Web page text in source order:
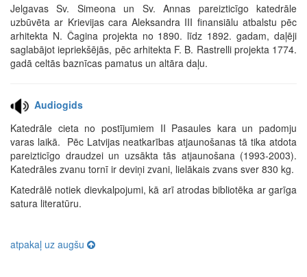
Jelgavas Sv. Simeona un Sv. Annas pareizticīgo katedrāle
uzbūvēta ar Krievijas cara Aleksandra III finansiālu atbalstu pēc
arhitekta N. Čagina projekta no 1890. līdz 1892. gadam, daļēji
saglabājot iepriekšējās, pēc arhitekta F. B. Rastrelli projekta 1774.
gadā celtās baznīcas pamatus un altāra daļu.
Audiogids
Katedrāle cieta no postījumiem II Pasaules kara un padomju
varas laikā. Pēc Latvijas neatkarības atjaunošanas tā tika atdota
pareizticīgo draudzei un uzsākta tās atjaunošana (1993-2003).
Katedrāles zvanu tornī ir deviņi zvani, lielākais zvans sver 830 kg.
Katedrālē notiek dievkalpojumi, kā arī atrodas bibliotēka ar garīga
satura literatūru.
atpakaļ uz augšu